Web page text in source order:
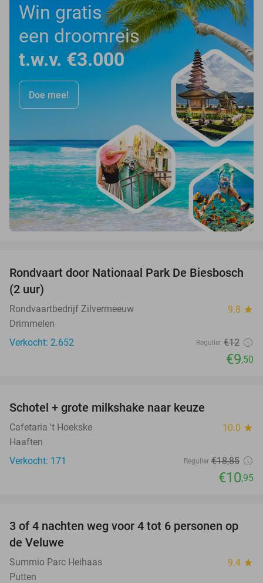
Win gratis
een droomreis
t.w.v. €3.000
Doe mee!
21%
Rondvaart door Nationaal Park De Biesbosch
(2 uur)
Rondvaartbedrijf Zilvermeeuw 9.8 star
Drimmelen
Verkocht: 2.652
Regulier €12
€9,50
Schotel + grote milkshake naar keuze
Cafetaria 't Hoekske 10.0 star
Haaften
Verkocht: 171
Regulier €18,85
€10,95
3 of 4 nachten weg voor 4 tot 6 personen op
de Veluwe
Summio Parc Heihaas 9.4 star
Putten